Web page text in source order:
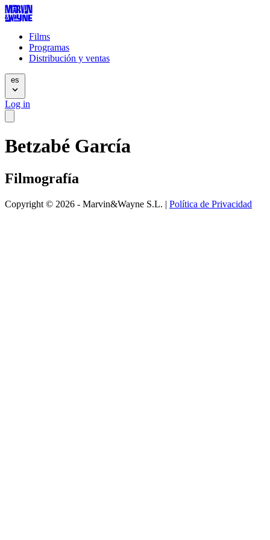
Films
Programas
Distribución y ventas
es
Log in
Betzabé García
Filmografía
Copyright © 2026 - Marvin&Wayne S.L. | Política de Privacidad